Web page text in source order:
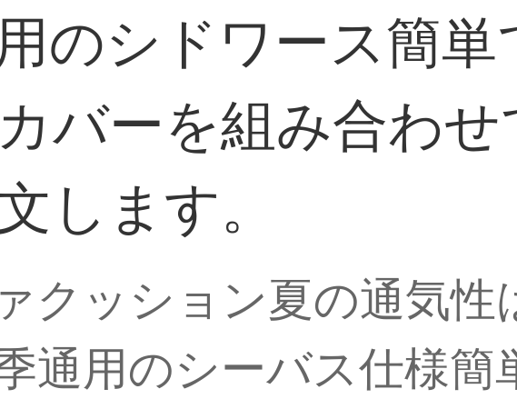
のシドワース簡単
バーを組み合わせ
します。
クッション夏の通気性
通用のシーバス仕様簡